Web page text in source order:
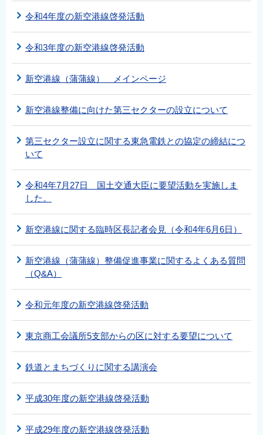
令和4年度の新空港線啓発活動
令和3年度の新空港線啓発活動
新空港線（蒲蒲線） メインページ
新空港線整備に向けた第三セクターの設立について
第三セクター設立に関する東急電鉄との協定の締結につ
いて
令和4年7月27日 国土交通大臣に要望活動を実施しま
した。
新空港線に関する臨時区長記者会見（令和4年6月6日）
新空港線（蒲蒲線）整備促進事業に関するよくある質問
（Q&A）
令和元年度の新空港線啓発活動
東京商工会議所5支部からの区に対する要望について
鉄道とまちづくりに関する講演会
平成30年度の新空港線啓発活動
平成29年度の新空港線啓発活動